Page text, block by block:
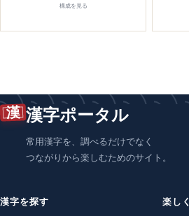
構成を見る
漢 漢字ポータル
常用漢字を、調べるだけでなく
つながりから楽しむためのサイト。
漢字を探す 楽し